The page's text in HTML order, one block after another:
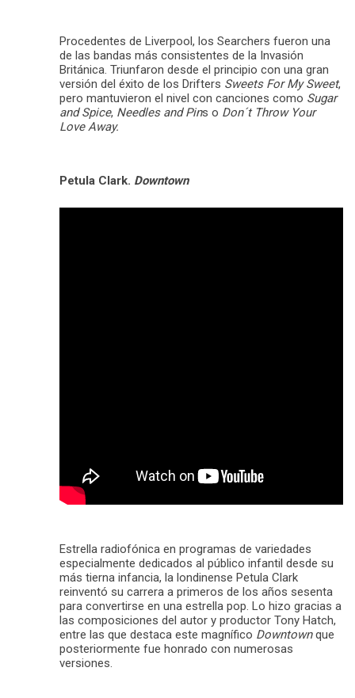
Procedentes de Liverpool, los Searchers fueron una
de las bandas más consistentes de la Invasión
Británica. Triunfaron desde el principio con una gran
versión del éxito de los Drifters Sweets For My Sweet,
pero mantuvieron el nivel con canciones como Sugar
and Spice, Needles and Pins o Don´t Throw Your
Love Away.
Petula Clark. Downtown
Estrella radiofónica en programas de variedades
especialmente dedicados al público infantil desde su
más tierna infancia, la londinense Petula Clark
reinventó su carrera a primeros de los años sesenta
para convertirse en una estrella pop. Lo hizo gracias a
las composiciones del autor y productor Tony Hatch,
entre las que destaca este magnífico Downtownque
posteriormente fue honrado con numerosas
versiones.